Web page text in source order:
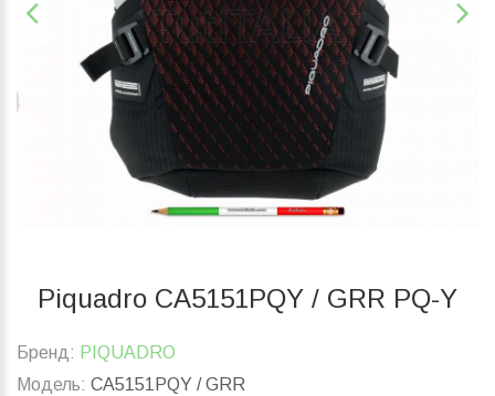
Piquadro CA5151PQY / GRR PQ-Y
Бренд: PIQUADRO
Модель: CA5151PQY / GRR